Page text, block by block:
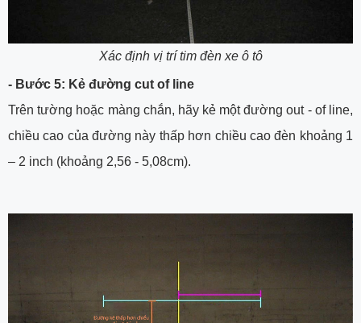
Xác định vị trí tim đèn xe ô tô
- Bước 5: Kẻ đường cut of line
Trên tường hoặc màng chắn, hãy kẻ một đường out - of line,
chiều cao của đường này thấp hơn chiều cao đèn khoảng 1
– 2 inch (khoảng 2,56 - 5,08cm).